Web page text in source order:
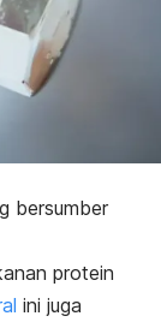
bersumber
protein
ini juga